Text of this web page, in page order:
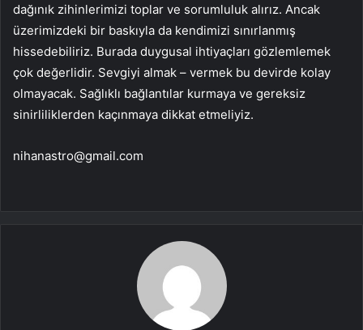
dağınık zihinlerimizi toplar ve sorumluluk alırız. Ancak
üzerimizdeki bir baskıyla da kendimizi sınırlanmış
hissedebiliriz. Burada duygusal ihtiyaçları gözlemlemek
çok değerlidir. Sevgiyi almak – vermek bu devirde kolay
olmayacak. Sağlıklı bağlantılar kurmaya ve gereksiz
sinirliliklerden kaçınmaya dikkat etmeliyiz.
nihanastro@gmail.com